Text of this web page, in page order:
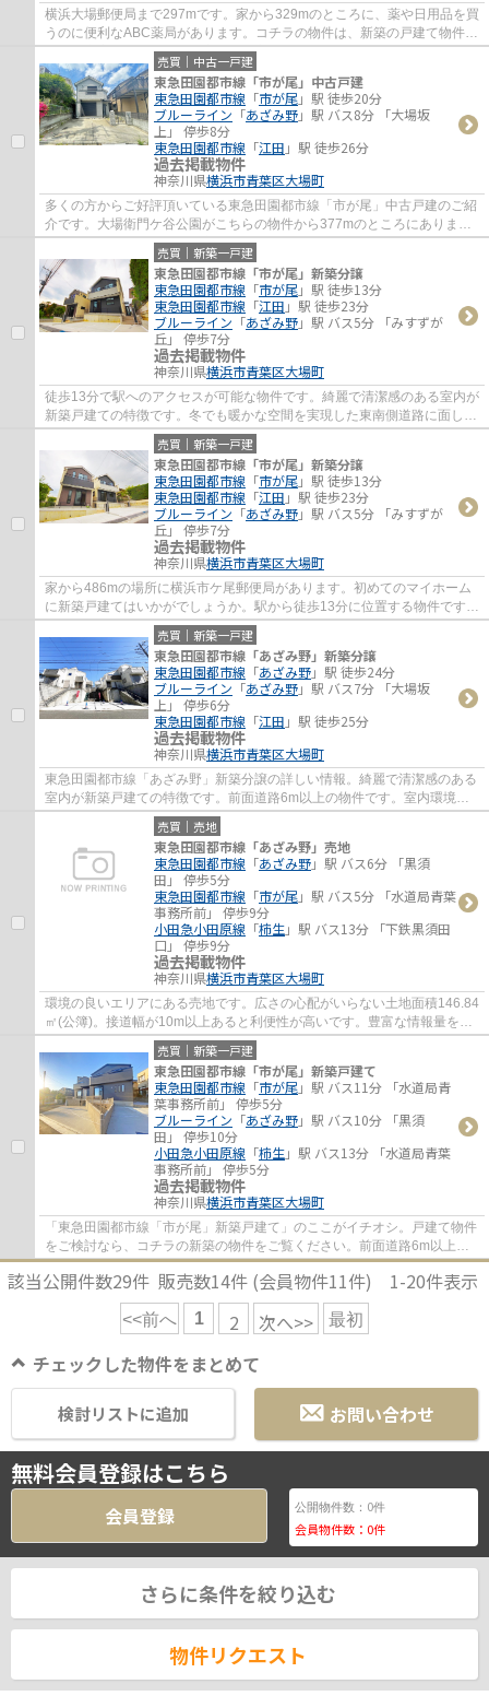
横浜大場郵便局まで297mです。家から329mのところに、薬や日用品を買
うのに便利なABC薬局があります。コチラの物件は、新築の戸建て物件で
設備も充実しています。お客様から高い評価を...
売買｜中古一戸建
東急田園都市線「市が尾」中古戸建
東急田園都市線 「市が尾」駅 徒歩20分
ブルーライン 「あざみ野」駅 バス8分 「大場坂
上」 停歩8分
東急田園都市線 「江田 」駅 徒歩26分
過去掲載物件
神奈川県横浜市青葉区大場町
多くの方からご好評頂いている東急田園都市線「市が尾」中古戸建のご紹
介です。大場衛門ケ谷公園がこちらの物件から377mのところにありま
す。戸建て物件をお探しの方は、便利な価格か...
売買｜新築一戸建
東急田園都市線「市が尾」新築分譲
東急田園都市線 「市が尾」駅 徒歩13分
東急田園都市線 「江田 」駅 徒歩23分
ブルーライン 「あざみ野」駅 バス5分 「みすずが
丘」 停歩7分
過去掲載物件
神奈川県横浜市青葉区大場町
徒歩13分で駅へのアクセスが可能な物件です。綺麗で清潔感のある室内が
新築戸建ての特徴です。冬でも暖かな空間を実現した東南側道路に面して
いる物件です。不動産のことは当社にお任...
売買｜新築一戸建
東急田園都市線「市が尾」新築分譲
東急田園都市線 「市が尾」駅 徒歩13分
東急田園都市線 「江田 」駅 徒歩23分
ブルーライン 「あざみ野」駅 バス5分 「みすずが
丘」 停歩7分
過去掲載物件
神奈川県横浜市青葉区大場町
家から486mの場所に横浜市ケ尾郵便局があります。初めてのマイホーム
に新築戸建てはいかがでしょうか。駅から徒歩13分に位置する物件です。
築2年以内の物件ですので、外観もキレイです...
売買｜新築一戸建
東急田園都市線「あざみ野」新築分譲
東急田園都市線 「あざみ野」駅 徒歩24分
ブルーライン 「あざみ野」駅 バス7分 「大場坂
上」 停歩6分
東急田園都市線 「江田 」駅 徒歩25分
過去掲載物件
神奈川県横浜市青葉区大場町
東急田園都市線「あざみ野」新築分譲の詳しい情報。綺麗で清潔感のある
室内が新築戸建ての特徴です。前面道路6m以上の物件です。室内環境ま
で左右する基礎は、強靭なベタ基礎となって...
売買｜売地
東急田園都市線「あざみ野」売地
東急田園都市線 「あざみ野」駅 バス6分 「黒須
田」 停歩5分
東急田園都市線 「市が尾」駅 バス5分 「水道局青葉
事務所前」 停歩9分
小田急小田原線 「柿生」駅 バス13分 「下鉄黒須田
口」 停歩9分
過去掲載物件
神奈川県横浜市青葉区大場町
環境の良いエリアにある売地です。広さの心配がいらない土地面積146.84
㎡(公簿)。接道幅が10m以上あると利便性が高いです。豊富な情報量を誇
る当社では、たくさんの土地情報をご用意し...
売買｜新築一戸建
東急田園都市線「市が尾」新築戸建て
東急田園都市線 「市が尾」駅 バス11分 「水道局青
葉事務所前」 停歩5分
ブルーライン 「あざみ野」駅 バス10分 「黒須
田」 停歩10分
小田急小田原線 「柿生」駅 バス13分 「水道局青葉
事務所前」 停歩5分
過去掲載物件
神奈川県横浜市青葉区大場町
「東急田園都市線「市が尾」新築戸建て」のここがイチオシ。戸建て物件
をご検討なら、コチラの新築の物件をご覧ください。前面道路6m以上は
確保しているので車の出し入れもラクラクで...
該当公開件数29件 販売数14件 (会員物件11件) 1-20件表示
<<前へ 1 2 次へ>> 最初
チェックした物件をまとめて
お問い合わせ
検討リストに追加
無料会員登録はこちら
会員登録 公開物件数： 0件
会員物件数： 0件
さらに条件を絞り込む
物件リクエスト